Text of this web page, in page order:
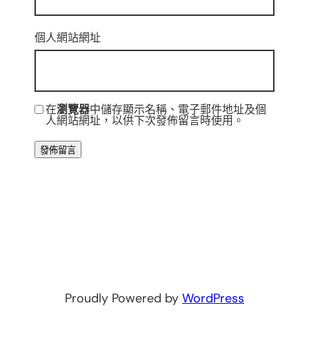
個人網站網址
在瀏覽器中儲存顯示名稱、電子郵件地址及個
人網站網址，以供下次發佈留言時使用。
Proudly Powered by WordPress